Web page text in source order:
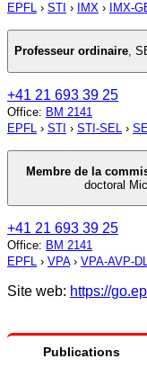
EPFL › STI › IMX › IMX-
Professeur ordinaire,
+41 21 693 39 25
Office: BM 2141
EPFL › STI › STI-SEL ›
Membre de la
doctoral
+41 21 693 39 25
Office: BM 2141
EPFL › VPA› VPA-AVP-
Site web: https://
Publications